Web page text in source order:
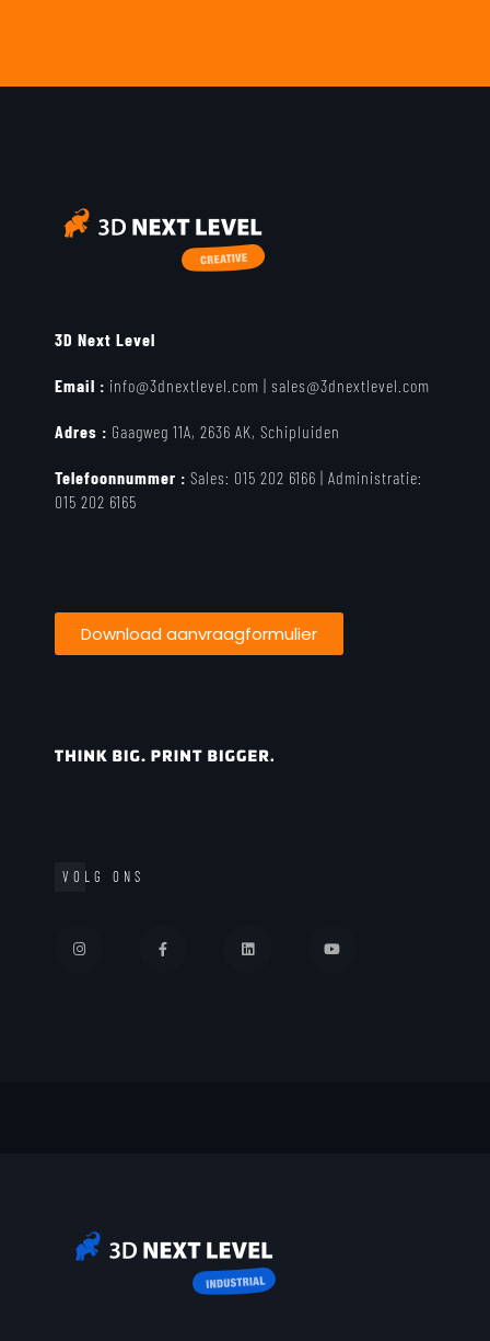
3D Next Level
Email : info@3dnextlevel.com | sales@3dnextlevel.com
Adres : Gaagweg 11A, 2636 AK, Schipluiden
Telefoonnummer : Sales: 015 202 6166 | Administratie:
015 202 6165
Download aanvraagformulier
VOLG ONS